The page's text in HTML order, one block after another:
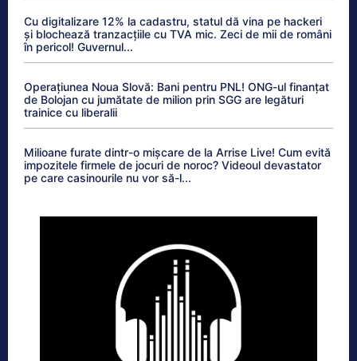
Cu digitalizare 12% la cadastru, statul dă vina pe hackeri
și blochează tranzacțiile cu TVA mic. Zeci de mii de români
în pericol! Guvernul...
Operațiunea Noua Slovă: Bani pentru PNL! ONG-ul finanțat
de Bolojan cu jumătate de milion prin SGG are legături
trainice cu liberalii
Milioane furate dintr-o mișcare de la Arrise Live! Cum evită
impozitele firmele de jocuri de noroc? Videoul devastator
pe care casinourile nu vor să-l...